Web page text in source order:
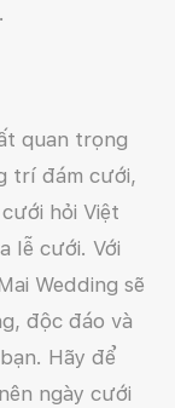
quan trọng
trí đám cưới,
hỏi Việt
lễ cưới. Với
Wedding sẽ
độc đáo và
Hãy để
ngày cưới